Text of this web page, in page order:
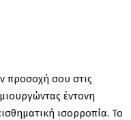
προσοχή σου στις
έντονη
ισορροπία. Το